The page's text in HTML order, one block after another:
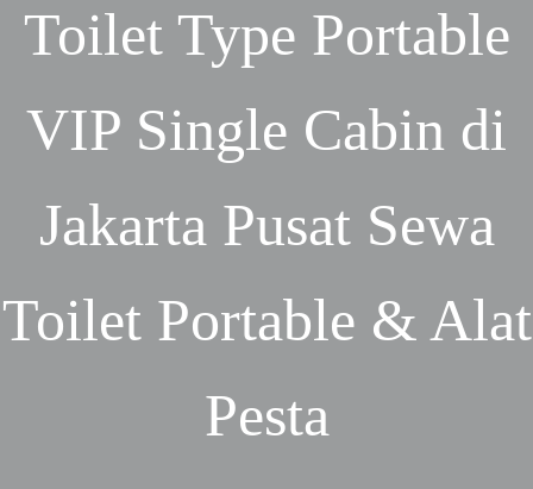
Toilet Type Portable
VIP Single Cabin di
Jakarta Pusat Sewa
Toilet Portable & Alat
Pesta